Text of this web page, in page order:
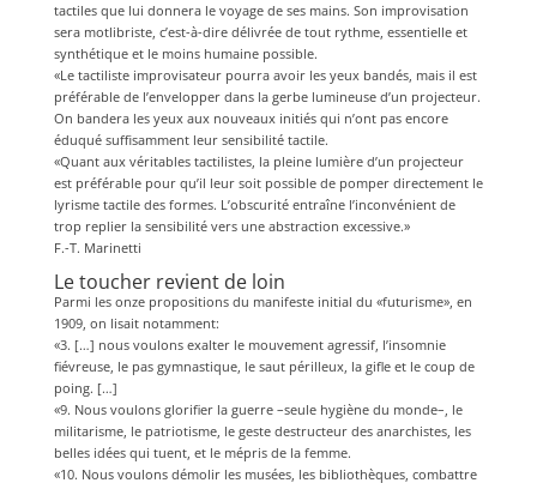
tactiles que lui donnera le voyage de ses mains. Son improvisation
sera motlibriste, c’est-à-dire délivrée de tout rythme, essentielle et
synthétique et le moins humaine possible.
«Le tactiliste improvisateur pourra avoir les yeux bandés, mais il est
préférable de l’envelopper dans la gerbe lumineuse d’un projecteur.
On bandera les yeux aux nouveaux initiés qui n’ont pas encore
éduqué suffisamment leur sensibilité tactile.
«Quant aux véritables tactilistes, la pleine lumière d’un projecteur
est préférable pour qu’il leur soit possible de pomper directement le
lyrisme tactile des formes. L’obscurité entraîne l’inconvénient de
trop replier la sensibilité vers une abstraction excessive.»
F.-T. Marinetti
Le toucher revient de loin
Parmi les onze propositions du manifeste initial du «futurisme», en
1909, on lisait notamment:
«3. […] nous voulons exalter le mouvement agressif, l’insomnie
fiévreuse, le pas gymnastique, le saut périlleux, la gifle et le coup de
poing. […]
«9. Nous voulons glorifier la guerre –seule hygiène du monde–, le
militarisme, le patriotisme, le geste destructeur des anarchistes, les
belles idées qui tuent, et le mépris de la femme.
«10. Nous voulons démolir les musées, les bibliothèques, combattre